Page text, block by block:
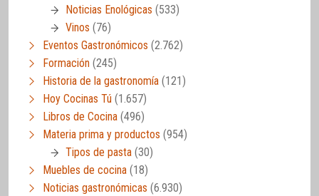
Noticias Enológicas (533)
Vinos (76)
Eventos Gastronómicos (2.762)
Formación (245)
Historia de la gastronomía (121)
Hoy Cocinas Tú (1.657)
Libros de Cocina (496)
Materia prima y productos (954)
Tipos de pasta (30)
Muebles de cocina (18)
Noticias gastronómicas (6.930)